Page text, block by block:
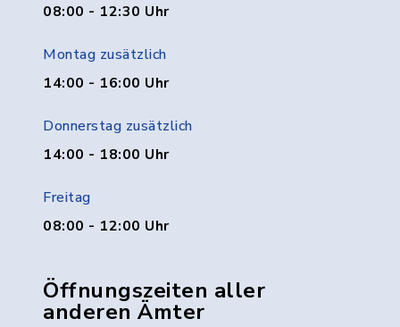
08:00 - 12:30 Uhr
Montag zusätzlich
14:00 - 16:00 Uhr
Donnerstag zusätzlich
14:00 - 18:00 Uhr
Freitag
08:00 - 12:00 Uhr
Öffnungszeiten aller
anderen Ämter